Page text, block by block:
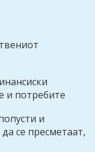
и потребите
и
се пресметаат,